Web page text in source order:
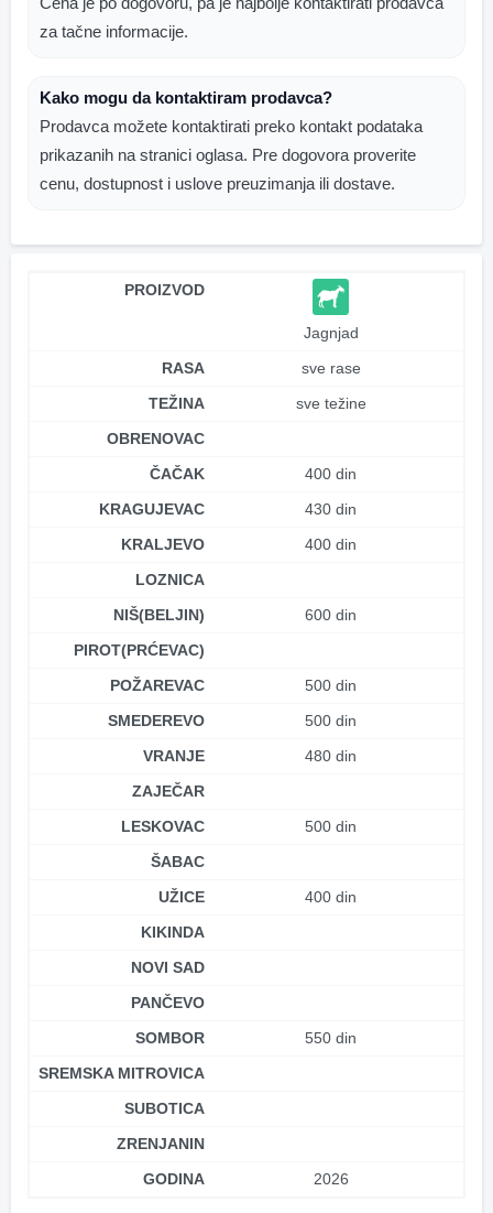
za tačne informacije.
Kako mogu da kontaktiram prodavca?
Prodavca možete kontaktirati preko kontakt podataka
prikazanih na stranici oglasa. Pre dogovora proverite
cenu, dostupnost i uslove preuzimanja ili dostave.
PROIZVOD
Jagnjad
RASA
sve rase
TEŽINA
sve težine
OBRENOVAC
ČAČAK
400 din
KRAGUJEVAC
430 din
KRALJEVO
400 din
LOZNICA
NIŠ(BELJIN)
600 din
PIROT(PRĆEVAC)
POŽAREVAC
500 din
SMEDEREVO
500 din
VRANJE
480 din
ZAJEČAR
LESKOVAC
500 din
ŠABAC
UŽICE
400 din
KIKINDA
NOVI SAD
PANČEVO
SOMBOR
550 din
SREMSKA MITROVICA
SUBOTICA
ZRENJANIN
GODINA
2026